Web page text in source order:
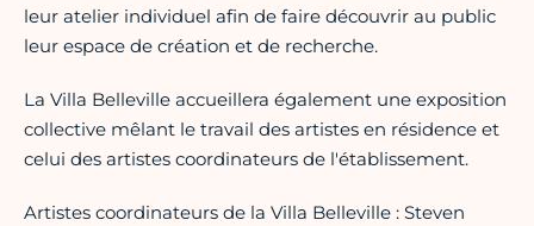
leur atelier individuel afin de faire découvrir au public
leur espace de création et de recherche.
La Villa Belleville accueillera également une exposition
collective mêlant le travail des artistes en résidence et
celui des artistes coordinateurs de l'établissement.
Artistes coordinateurs de la Villa Belleville : Steven